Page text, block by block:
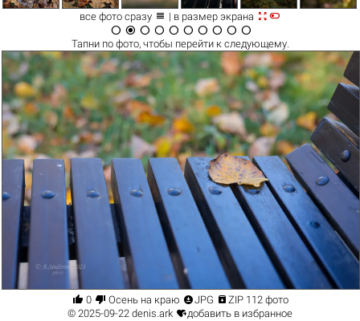
все фото сразу  | в размер экрана 
         
Тапни по фото, чтобы перейти к следующему.
 0  Осень на краю JPG  ZIP 112 фото
© 2025-09-22 denis.ark добавить в избранное